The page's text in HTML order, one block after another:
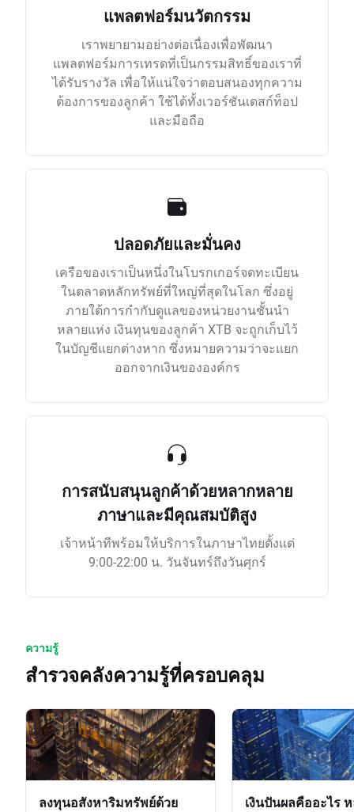
แพลตฟอร์มนวัตกรรม
เราพยายามอย่างต่อเนื่องเพื่อพัฒนา
แพลตฟอร์มการเทรดที่เป็นกรรมสิทธิ์ของเราที่
ได้รับรางวัล เพื่อให้แน่ใจว่าตอบสนองทุกความ
ต้องการของลูกค้า ใช้ได้ทั้งเวอร์ชันเดสก์ท็อป
และมือถือ
ปลอดภัยและมั่นคง
เครือของเราเป็นหนึ่งในโบรกเกอร์จดทะเบียน
ในตลาดหลักทรัพย์ที่ใหญ่ที่สุดในโลก ซึ่งอยู่
ภายใต้การกำกับดูแลของหน่วยงานชั้นนำ
หลายแห่ง เงินทุนของลูกค้า XTB จะถูกเก็บไว้
ในบัญชีแยกต่างหาก ซึ่งหมายความว่าจะแยก
ออกจากเงินขององค์กร
การสนับสนุนลูกค้าด้วยหลากหลาย
ภาษาและมีคุณสมบัติสูง
เจ้าหน้าทีพร้อมให้บริการในภาษาไทยตั้งแต่
9:00-22:00 น. วันจันทร์ถึงวันศุกร์
ความรู้
สำรวจคลังความรู้ที่ครอบคลุม
ลงทุนอสังหาริมทรัพย์ด้วย
เงินปันผลคืออะไร